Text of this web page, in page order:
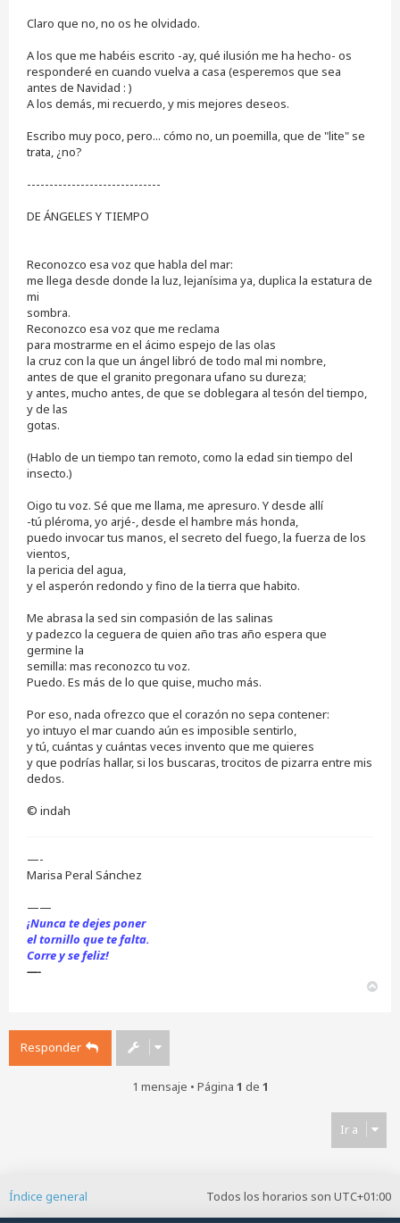
i
l
e
e
r
Claro que no, no os he olvidado.
A los que me habéis escrito -ay, qué ilusión me ha hecho- os
responderé en cuando vuelva a casa (esperemos que sea
antes de Navidad : )
A los demás, mi recuerdo, y mis mejores deseos.
Escribo muy poco, pero... cómo no, un poemilla, que de "lite" se
trata, ¿no?
------------------------------
DE ÁNGELES Y TIEMPO
Reconozco esa voz que habla del mar:
me llega desde donde la luz, lejanísima ya, duplica la estatura de
mi
sombra.
Reconozco esa voz que me reclama
para mostrarme en el ácimo espejo de las olas
la cruz con la que un ángel libró de todo mal mi nombre,
antes de que el granito pregonara ufano su dureza;
y antes, mucho antes, de que se doblegara al tesón del tiempo,
y de las
gotas.
(Hablo de un tiempo tan remoto, como la edad sin tiempo del
insecto.)
Oigo tu voz. Sé que me llama, me apresuro. Y desde allí
-tú pléroma, yo arjé-, desde el hambre más honda,
puedo invocar tus manos, el secreto del fuego, la fuerza de los
vientos,
la pericia del agua,
y el asperón redondo y fino de la tierra que habito.
Me abrasa la sed sin compasión de las salinas
y padezco la ceguera de quien año tras año espera que
germine la
semilla: mas reconozco tu voz.
Puedo. Es más de lo que quise, mucho más.
Por eso, nada ofrezco que el corazón no sepa contener:
yo intuyo el mar cuando aún es imposible sentirlo,
y tú, cuántas y cuántas veces invento que me quieres
y que podrías hallar, si los buscaras, trocitos de pizarra entre mis
dedos.
© indah
—-
Marisa Peral Sánchez
——
¡Nunca te dejes poner
el tornillo que te falta.
Corre y se feliz!
—-
Responder
1 mensaje • Página 1 de 1
Ir a
Todos los horarios son UTC+01:00
Índice general